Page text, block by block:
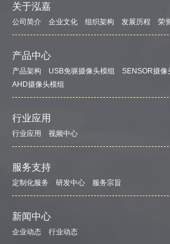
关于泓嘉
公司简介 企业文化 组织架构 发展历程 荣
产品中心
产品架构 USB免驱摄像头模组 SENSOR摄像
AHD摄像头模组
行业应用
行业应用 视频中心
服务支持
定制化服务 研发中心 服务宗旨
新闻中心
企业动态 行业动态